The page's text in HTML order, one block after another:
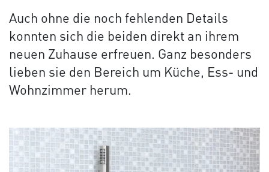
Auch ohne die noch fehlenden Details
konnten sich die beiden direkt an ihrem
neuen Zuhause erfreuen. Ganz besonders
lieben sie den Bereich um Küche, Ess- und
Wohnzimmer herum.